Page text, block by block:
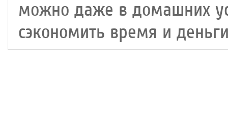
можно даже в домашних
сэкономить время и